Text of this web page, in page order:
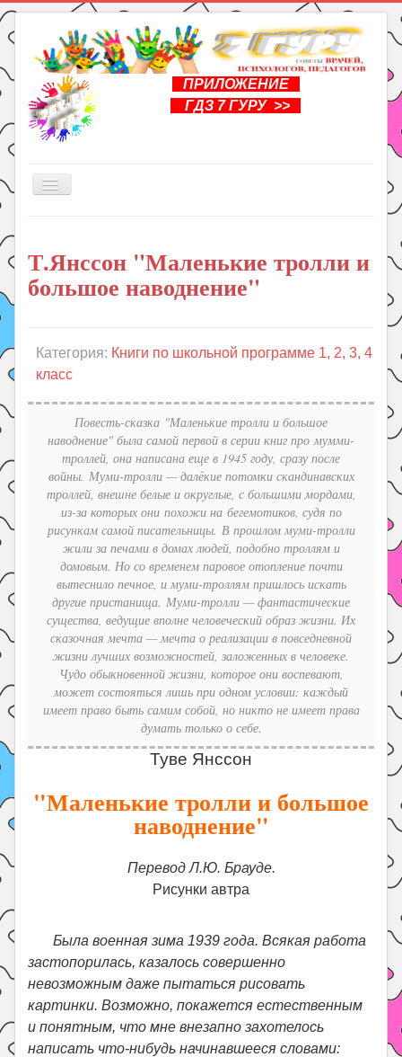
ПРИЛОЖЕНИЕ
ГДЗ 7 ГУРУ >>
Включить/
Книги
Рукоделие
Уроки
ГДЗ
Психология
Летом!
Поиск
Т.Янссон "Маленькие тролли и
большое наводнение"
Категория: Книги по школьной программе 1, 2, 3, 4
класс
Повесть-сказка "Маленькие тролли и большое
наводнение" была самой первой в серии книг про мумми-
троллей, она написана еще в 1945 году, сразу после
войны. Муми-тролли — далёкие потомки скандинавских
троллей, внешне белые и округлые, с большими мордами,
из-за которых они похожи на бегемотиков, судя по
рисункам самой писательницы. В прошлом муми-тролли
жили за печами в домах людей, подобно троллям и
домовым. Но со временем паровое отопление почти
вытеснило печное, и муми-троллям пришлось искать
другие пристанища. Муми-тролли — фантастические
существа, ведущие вполне человеческий образ жизни. Их
сказочная мечта — мечта о реализации в повседневной
жизни лучших возможностей, заложенных в человеке.
Чудо обыкновенной жизни, которое они воспевают,
может состояться лишь при одном условии: каждый
имеет право быть самим собой, но никто не имеет права
думать только о себе.
Туве Янссон
"Маленькие тролли и большое
наводнение"
Перевод Л.Ю. Брауде.
Рисунки автра
Была военная зима 1939 года. Всякая работа
застопорилась, казалось совершенно
невозможным даже пытаться рисовать
картинки. Возможно, покажется естественным
и понятным, что мне внезапно захотелось
написать что-нибудь начинавшееся словами: